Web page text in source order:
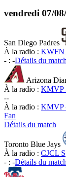
vendredi 07/
San Diego Padres
À la radio : KWFN
- : -Détails du match
Arizona
À la radio : KMVP
--
À la radio : KMVP
Fan
Détails du match
Toronto Blue Jays
À la radio : CJCL
- : -Détails du match